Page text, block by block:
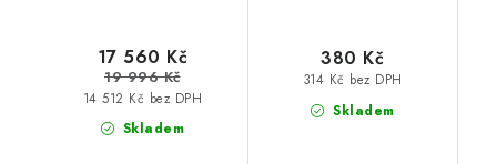
Skladem
14 512 Kč bez DPH
17 560 Kč
19 996 Kč
Skladem
314 Kč bez DPH
380 Kč